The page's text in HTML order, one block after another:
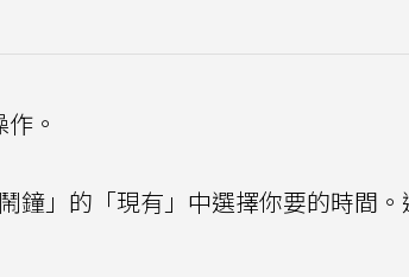
。
鐘」的「現有」中選擇你要的時間